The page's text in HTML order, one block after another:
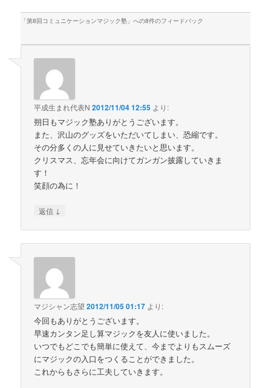
「第8回コミュニケーションマジック塾 」への8件のフィードバック
平成生まれ代表N 2012/11/04 12:55 より:
朔日もマジック塾ありがとうございます。
また、沢山のグッズをいただいてしまい、恐縮です。
その分多くの人に見せていきたいと思います。
クリスマス、忘年会に向けてガンガン披露していきま
す！
笑顔の為に！
返信 ↓
マジシャン志望 2012/11/05 01:17 より:
今回もありがとうございます。
早速カンタン足し算マジックを友人に使いました。
いつでもどこでも簡単に使えて、今までよりもスムーズ
にマジックの入口をつくることができました。
これからもさらに工夫していきます。